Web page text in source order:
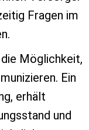
Fragen im
Möglichkeit,
Ein
erhält
und